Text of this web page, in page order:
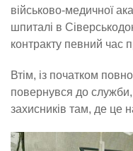
військово-медичної
шпиталі в
контракту певний час
Втім, із початком
повернувся до служби,
захисників там, де це